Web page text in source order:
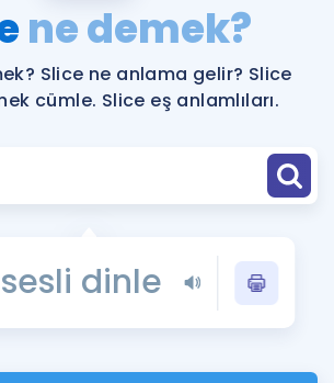
ÜYE DEĞİLİM
ne demek?
Slice ne anlama gelir? Slice
cümle. Slice eş anlamlıları.
sesli dinle